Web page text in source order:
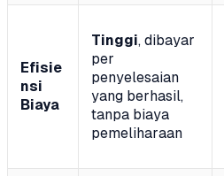
Efisie
nsi
Biaya
Tinggi, dibayar
per
penyelesaian
yang berhasil,
tanpa biaya
pemeliharaan